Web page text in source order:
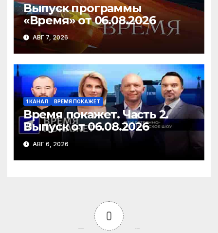
Выпуск программы
«Время» от 06.08.2026
АВГ 7, 2026
1 КАНАЛ ВРЕМЯ ПОКАЖЕТ
Время покажет. Часть 2.
Выпуск от 06.08.2026
АВГ 6, 2026
0